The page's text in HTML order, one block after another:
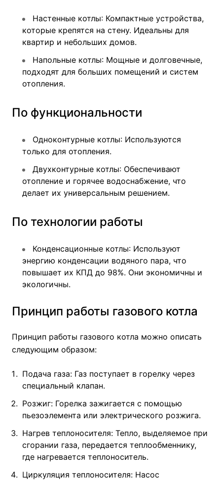
Настенные котлы: Компактные устройства,
которые крепятся на стену. Идеальны для
квартир и небольших домов.
Напольные котлы: Мощные и долговечные,
подходят для больших помещений и систем
отопления.
По функциональности
Одноконтурные котлы: Используются
только для отопления.
Двухконтурные котлы: Обеспечивают
отопление и горячее водоснабжение, что
делает их универсальным решением.
По технологии работы
Конденсационные котлы: Используют
энергию конденсации водяного пара, что
повышает их КПД до 98%. Они экономичны и
экологичны.
Принцип работы газового котла
Принцип работы газового котла можно описать
следующим образом:
Подача газа: Газ поступает в горелку через
специальный клапан.
Розжиг: Горелка зажигается с помощью
пьезоэлемента или электрического розжига.
Нагрев теплоносителя: Тепло, выделяемое при
сгорании газа, передается теплообменнику,
где нагревается теплоноситель.
Циркуляция теплоносителя: Насос